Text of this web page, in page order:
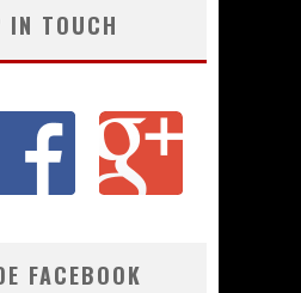
IN TOUCH
FACEBOOK